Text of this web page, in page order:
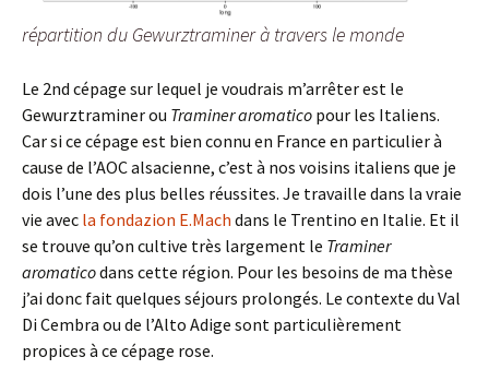
répartition du Gewurztraminer à travers le monde
Le 2nd cépage sur lequel je voudrais m’arrêter est le
Gewurztraminer ou Traminer aromatico pour les Italiens.
Car si ce cépage est bien connu en France en particulier à
cause de l’AOC alsacienne, c’est à nos voisins italiens que je
dois l’une des plus belles réussites. Je travaille dans la vraie
vie avec la fondazion E.Mach dans le Trentino en Italie. Et il
se trouve qu’on cultive très largement le Traminer
aromaticodans cette région. Pour les besoins de ma thèse
j’ai donc fait quelques séjours prolongés. Le contexte du Val
Di Cembra ou de l’Alto Adige sont particulièrement
propices à ce cépage rose.